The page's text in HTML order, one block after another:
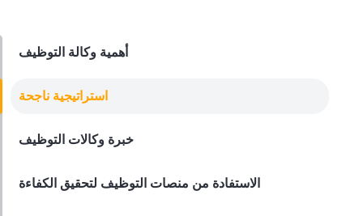
Lila Westwood
أهمية وكالة التوظيف
استراتيجية ناجحة
خبرة وكالات التوظيف
الاستفادة من منصات التوظيف لتحقيق الكفاءة